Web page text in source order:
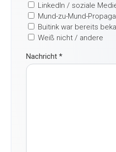
LinkedIn / soziale
Mund-zu-Mund-
Buitink war bereits
Weiß nicht / andere
Nachricht*